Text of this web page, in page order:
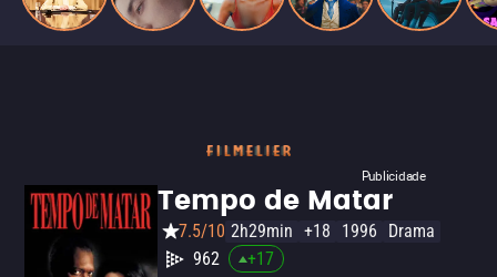
Publicidade
Tempo de Matar
7.5/10 2h29min +18 1996
Drama
962
+17